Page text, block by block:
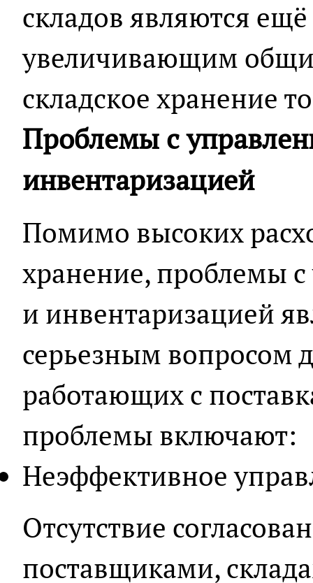
складов являются
увеличивающим
складское хранение
Проблемы с
инвентаризацией
Помимо высоких
хранение, проблемы
и инвентаризацией
серьезным вопросом
работающих с
проблемы включают:
Неэффективное
Отсутствие
поставщиками,